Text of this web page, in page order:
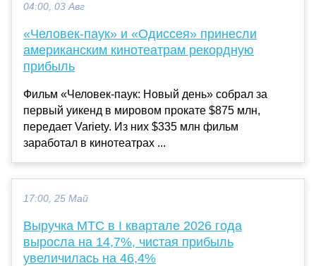
04:00, 03 Авг
«Человек-паук» и «Одиссея» принесли
американским кинотеатрам рекордную
прибыль
Фильм «Человек-паук: Новый день» собрал за
первый уикенд в мировом прокате $875 млн,
передает Variety. Из них $335 млн фильм
заработал в кинотеатрах ...
17:00, 25 Май
Выручка МТС в I квартале 2026 года
выросла на 14,7%, чистая прибыль
увеличилась на 46,4%